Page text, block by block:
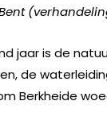
jaar is de
de
Berkheide